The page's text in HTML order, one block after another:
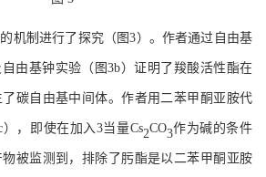
机制进行了探究（图3）。作者通过自由基
自由基钟实验（图3b）证明了羧酸活性酯在
碳自由基中间体。作者用二苯甲酮亚胺代
），即使在加入3当量Cs2CO3作为碱的条件
物被监测到，排除了肟酯是以二苯甲酮亚胺